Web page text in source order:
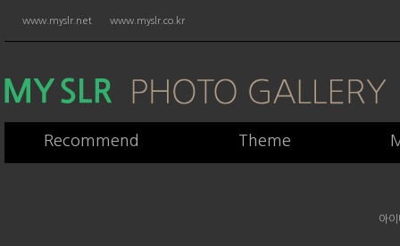
www.myslr.net www.myslr.co.kr
Recommend Theme
아이